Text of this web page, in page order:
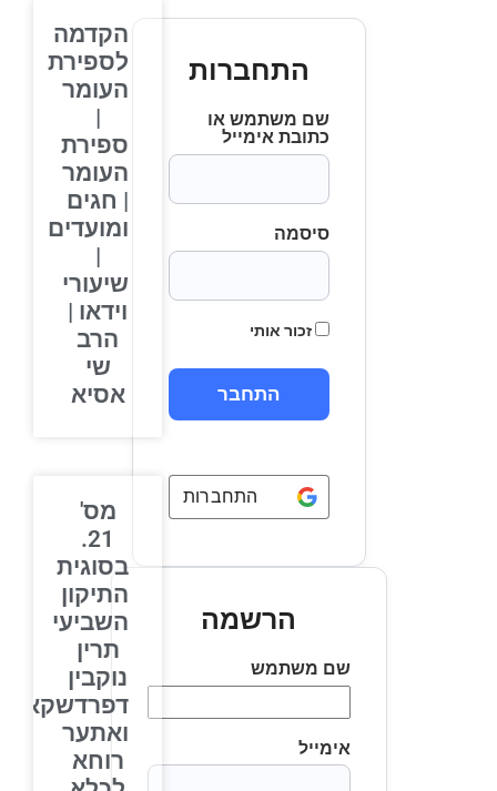
התחברות
שם משתמש או
כתובת אימייל
סיסמה
זכור אותי
התחברות באמצעות Google
הרשמה
שם משתמש
אימייל
הקדמה
לספירת
העומר
ספירת
העומר
| חגים
ומועדים
שיעורי
וידאו |
הרב
שי
אסיא
מס'
21.
בסוגית
התיקון
השביעי
תרין
נוקבין
דפרדשקא,
ואתער
רוחא